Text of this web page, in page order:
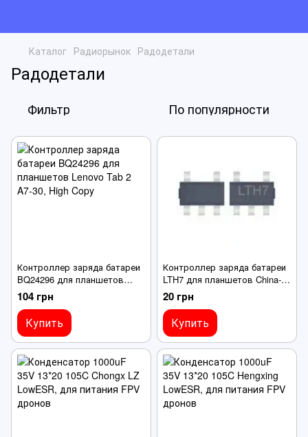
Каталог Радиорынок Радодетали
Радодетали
Фильтр По популярности
Контроллер заряда батареи
BQ24296 для планшетов
Lenovo Tab 2 A7-30
104 грн
Купить
Контроллер заряда батареи
LTH7 для планшетов China-
Tablet PC 10 ", 7", 8 ", 9"
20 грн
Купить